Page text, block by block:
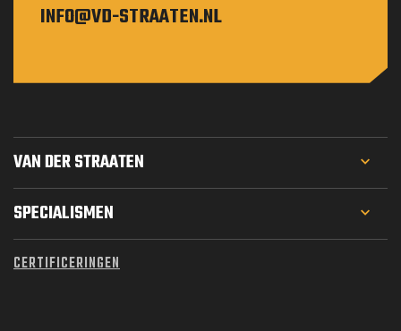
INFO@VD-STRAATEN.NL
VAN DER STRAATEN
PROJECTEN
SPECIALISMEN
GEOTECHNIEK
CERTIFICERINGEN